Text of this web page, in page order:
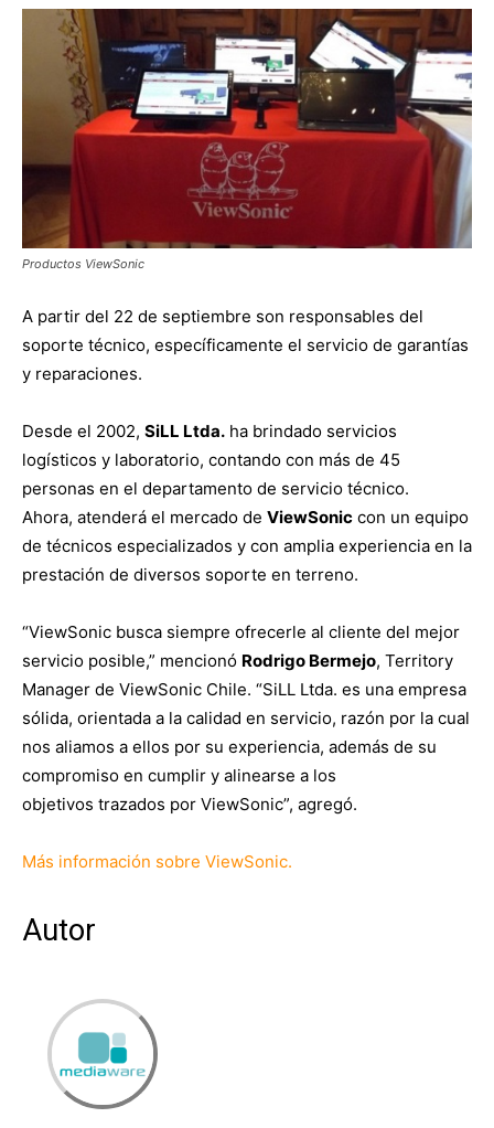
Productos ViewSonic
A partir del 22 de septiembre son responsables del
soporte técnico, específicamente el servicio de garantías
y reparaciones.
Desde el 2002, SiLL Ltda. ha brindado servicios
logísticos y laboratorio, contando con más de 45
personas en el departamento de servicio técnico.
Ahora, atenderá el mercado de ViewSonic con un equipo
de técnicos especializados y con amplia experiencia en la
prestación de diversos soporte en terreno.
“ViewSonic busca siempre ofrecerle al cliente del mejor
servicio posible,” mencionó Rodrigo Bermejo, Territory
Manager de ViewSonic Chile. “SiLL Ltda. es una empresa
sólida, orientada a la calidad en servicio, razón por la cual
nos aliamos a ellos por su experiencia, además de su
compromiso en cumplir y alinearse a los
objetivos trazados por ViewSonic”, agregó.
Más información sobre ViewSonic.
Autor